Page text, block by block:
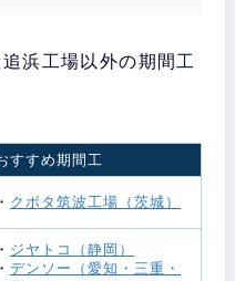
浜工場以外の期間工
すすめ期間工
・ クボタ筑波工場（茨城）
・ ジヤトコ（静岡）
・ デンソー（愛知・三重・